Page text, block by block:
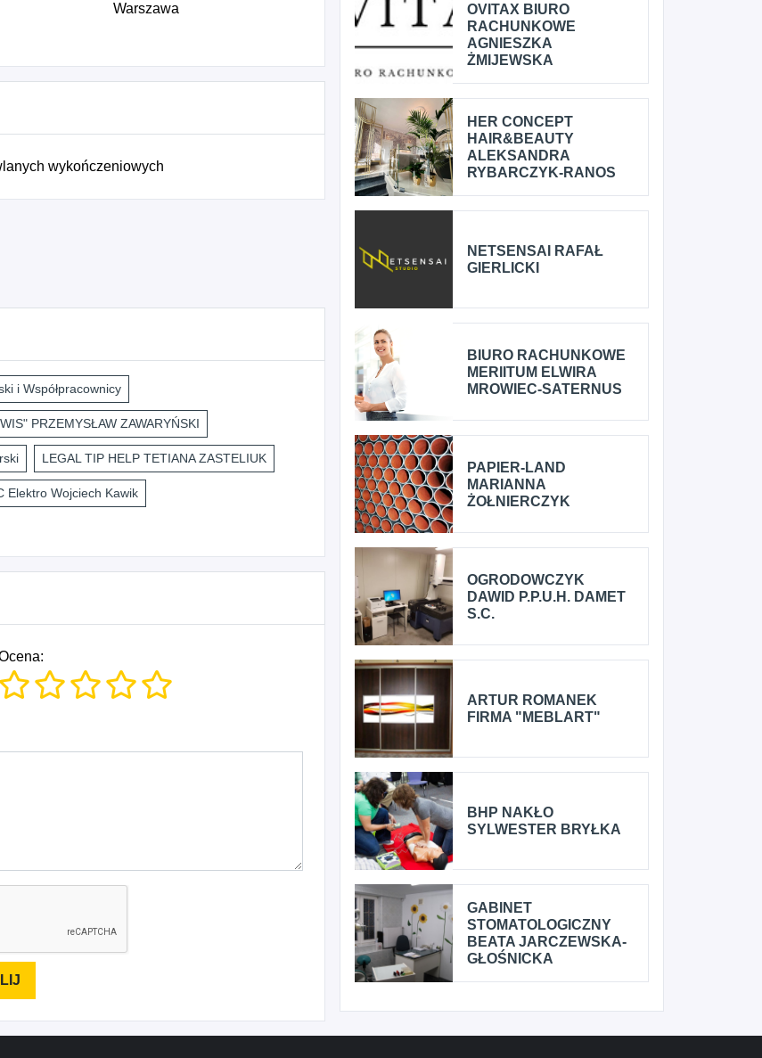
Warszawa
wykończeniowych
i Współpracownicy
PRZEMYSŁAW ZAWARYŃSKI
LEGAL TIP HELP TETIANA ZASTELIUK
Elektro Wojciech Kawik
OVITAX BIURO
RACHUNKOWE
AGNIESZKA
ŻMIJEWSKA
HER CONCEPT
HAIR&BEAUTY
ALEKSANDRA
RYBARCZYK-RANOS
NETSENSAI RAFAŁ
GIERLICKI
BIURO RACHUNKOWE
MERIITUM ELWIRA
MROWIEC-SATERNUS
PAPIER-LAND
MARIANNA
ŻOŁNIERCZYK
OGRODOWCZYK
DAWID P.P.U.H. DAMET
S.C.
ARTUR ROMANEK
FIRMA "MEBLART"
BHP NAKŁO
SYLWESTER BRYŁKA
GABINET
STOMATOLOGICZNY
BEATA JARCZEWSKA-
GŁOŚNICKA